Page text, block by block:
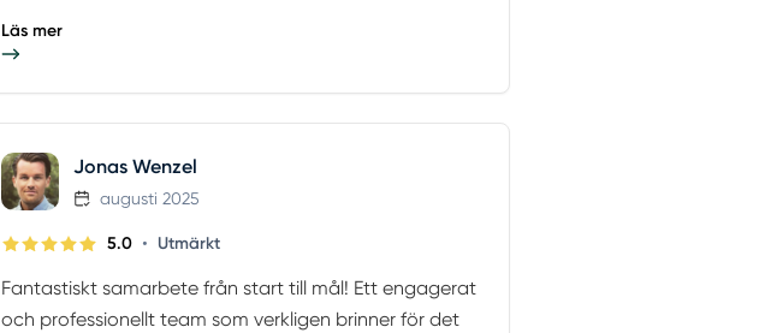
Läs mer
Jonas Wenzel
augusti 2025
5.0 • Utmärkt
Fantastiskt samarbete från start till mål! Ett engagerat
och professionellt team som verkligen brinner för det